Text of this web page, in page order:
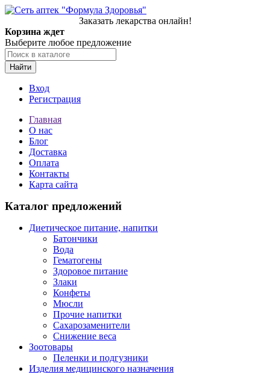
Заказать лекарства онлайн!
Корзина ждет
Выберите любое предложение
Найти
Вход
Регистрация
Главная
О нас
Блог
Доставка
Оплата
Контакты
Карта сайта
Каталог предложений
Диетическое питание, напитки
Батончики
Вода
Гематогены
Здоровое питание
Злаки
Конфеты
Мюсли
Прочие напитки
Сахарозаменители
Снижение веса
Зоотовары
Пеленки и подгузники
Изделия медицинского назначения